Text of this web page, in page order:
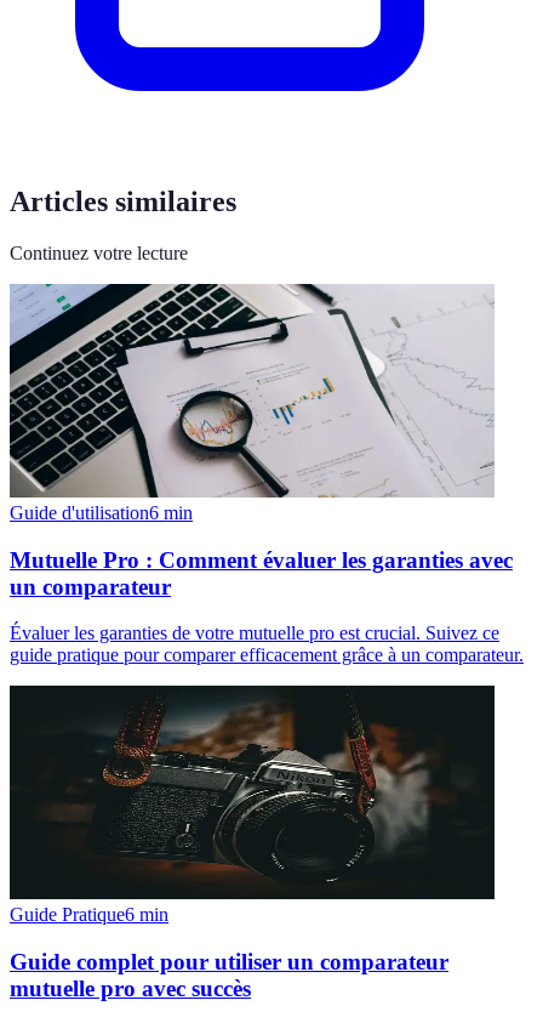
Articles similaires
Continuez votre lecture
Guide d'utilisation6 min
Mutuelle Pro : Comment évaluer les garanties avec
un comparateur
Évaluer les garanties de votre mutuelle pro est crucial. Suivez ce
guide pratique pour comparer efficacement grâce à un comparateur.
Guide Pratique6 min
Guide complet pour utiliser un comparateur
mutuelle pro avec succès